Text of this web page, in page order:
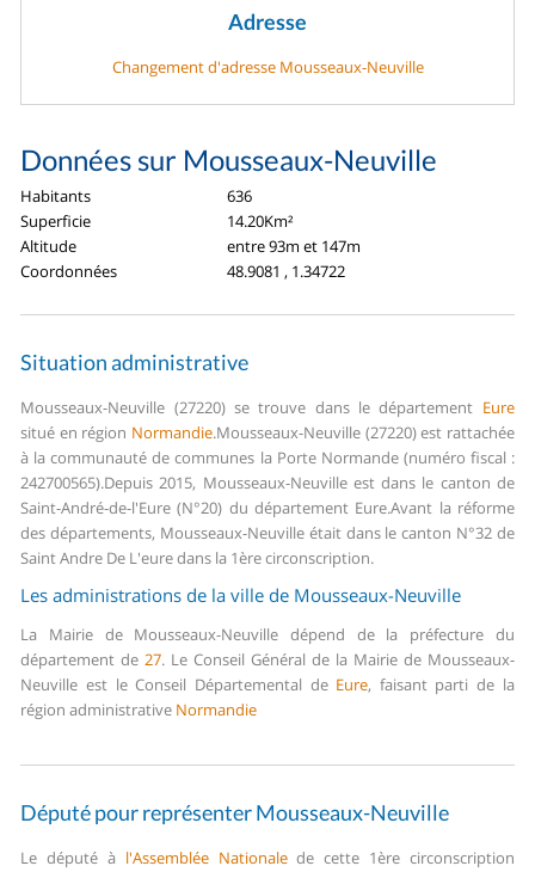
Adresse
Changement d'adresse Mousseaux-Neuville
Données sur Mousseaux-Neuville
Habitants
636
Superficie
14.20Km²
Altitude
entre 93m et 147m
Coordonnées
48.9081 , 1.34722
Situation administrative
Mousseaux-Neuville (27220) se trouve dans le département Eure
situé en région Normandie.Mousseaux-Neuville (27220) est rattachée
à la communauté de communes la Porte Normande (numéro fiscal :
242700565).Depuis 2015, Mousseaux-Neuville est dans le canton de
Saint-André-de-l'Eure (N°20) du département Eure.Avant la réforme
des départements, Mousseaux-Neuville était dans le canton N°32 de
Saint Andre De L'eure dans la 1ère circonscription.
Les administrations de la ville de Mousseaux-Neuville
La Mairie de Mousseaux-Neuville dépend de la préfecture du
département de27. Le Conseil Général de la Mairie de Mousseaux-
Neuville est le Conseil Départemental de Eure, faisant parti de la
région administrative Normandie
Député pour représenter Mousseaux-Neuville
Le député à l'Assemblée Nationalede cette 1ère circonscription